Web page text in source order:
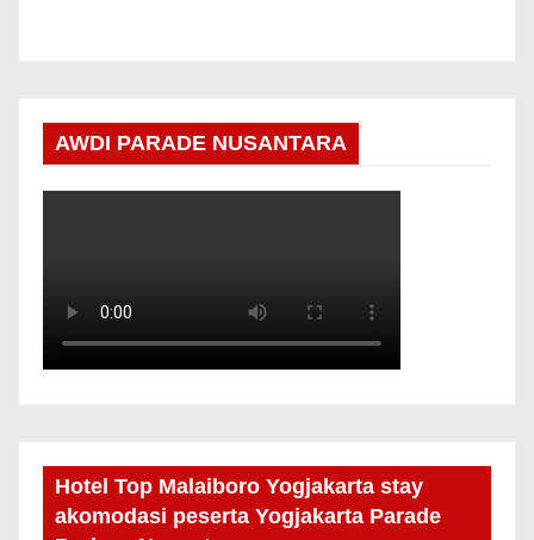
AWDI PARADE NUSANTARA
Hotel Top Malaiboro Yogjakarta stay
akomodasi peserta Yogjakarta Parade